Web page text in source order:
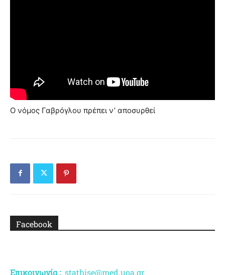
Ο νόμος Γαβρόγλου πρέπει ν’ αποσυρθεί
Facebook
Επικοινωνία : stathise@med.uoa.gr